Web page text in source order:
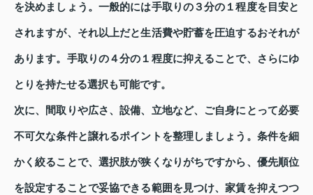
を決めましょう。一般的には手取りの３分の１程度を目安と
されますが、それ以上だと生活費や貯蓄を圧迫するおそれが
あります。手取りの４分の１程度に抑えることで、さらにゆ
とりを持たせる選択も可能です。
次に、間取りや広さ、設備、立地など、ご自身にとって必要
不可欠な条件と譲れるポイントを整理しましょう。条件を細
かく絞ることで、選択肢が狭くなりがちですから、優先順位
を設定することで妥協できる範囲を見つけ、家賃を抑えつつ